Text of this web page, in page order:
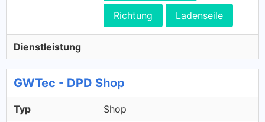
Richtung Ladenseile
Dienstleistung
GWTec - DPD Shop
Typ Shop